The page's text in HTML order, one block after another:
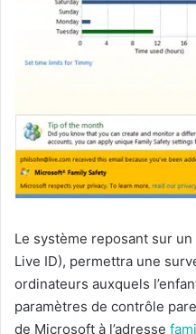
Le système reposant sur
Live ID), permettra une
ordinateurs auxquels
paramètres de contrôle
de Microsoft à l’adresse